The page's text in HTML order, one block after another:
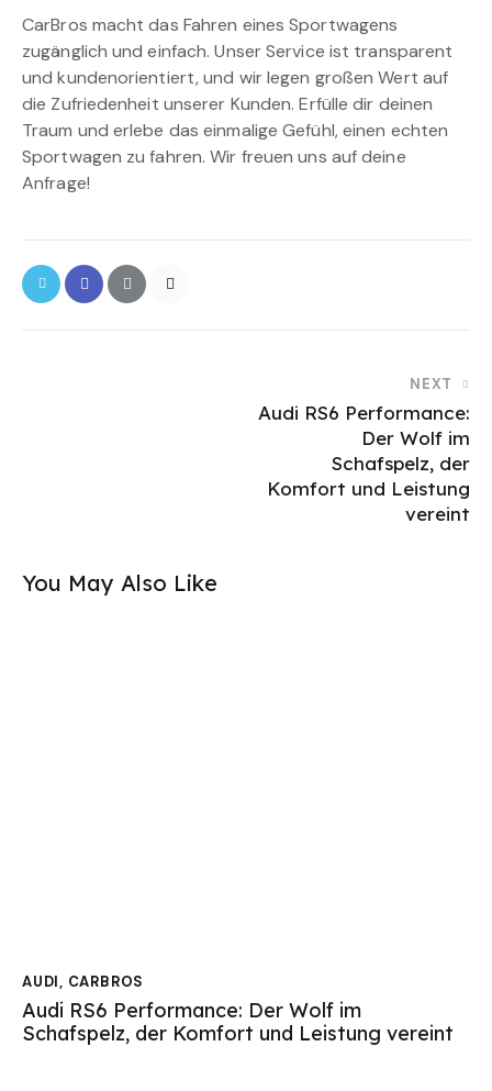
CarBros macht das Fahren eines Sportwagens
zugänglich und einfach. Unser Service ist transparent
und kundenorientiert, und wir legen großen Wert auf
die Zufriedenheit unserer Kunden. Erfülle dir deinen
Traum und erlebe das einmalige Gefühl, einen echten
Sportwagen zu fahren. Wir freuen uns auf deine
Anfrage!
NEXT
Audi RS6 Performance:
Der Wolf im
Schafspelz, der
Komfort und Leistung
vereint
You May Also Like
AUDI, CARBROS
Audi RS6 Performance: Der Wolf im
Schafspelz, der Komfort und Leistung vereint